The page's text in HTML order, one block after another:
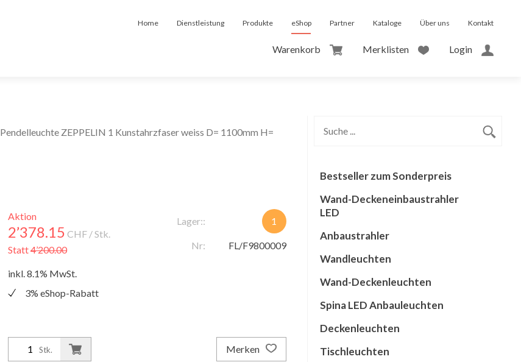
Home Dienstleistung Produkte eShop Partner Kataloge Über uns Kontakt
Warenkorb Merklisten Login
Pendelleuchte ZEPPELIN 1 Kunstahrzfaser weiss D= 1100mm H=
Aktion
2’378.15 CHF / Stk.
Statt4’200.00
inkl. 8.1% MwSt.
3% eShop-Rabatt
Lager:: 1
Nr: FL/F9800009
Stk. Merken
Bestseller zum Sonderpreis
Wand-Deckeneinbaustrahler
LED
Anbaustrahler
Wandleuchten
Wand-Deckenleuchten
Spina LED Anbauleuchten
Deckenleuchten
Tischleuchten